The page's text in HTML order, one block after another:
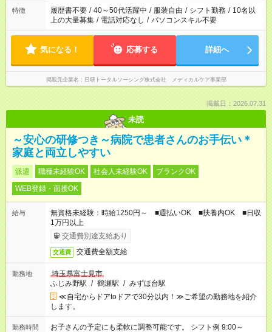
特徴 履歴書不要 / 40～50代活躍中 / 服装自由 / シフト勤務 / 10名以
上の大量募集 / 電話対応なし / パソコンスキル不要
気になる！ 応募する 詳細へ
掲載元企業名 日研トータルソーシング株式会社 メディカルケア事業部
掲載日：2026.07.31
未読
～安心の研修つき～病院で患者さんのお手伝い＊
家庭と両立しやすい
派遣 職種未経験OK 社会人未経験OK
ブランクOK
WEB登録・面接OK
給与
無資格未経験：時給1250円～ ■週払いOK ■扶養内OK ■日収
1万円以上
交通費別途支給あり
交通費 交通費全額支給
勤務地
埼玉県富士見市
ふじみ野駅 / 鶴瀬駅 / みずほ台駅
≪自宅からドアtoドアで30分以内！≫ご希望の勤務地を紹介
します。
勤務時間
お子さんの予定にも柔軟に調整可能です。 シフト例 9:00～